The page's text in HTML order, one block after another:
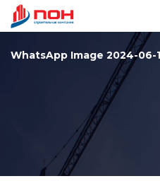
WhatsApp Image 2024-06-